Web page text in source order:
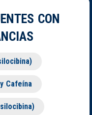
CON
Cafeína